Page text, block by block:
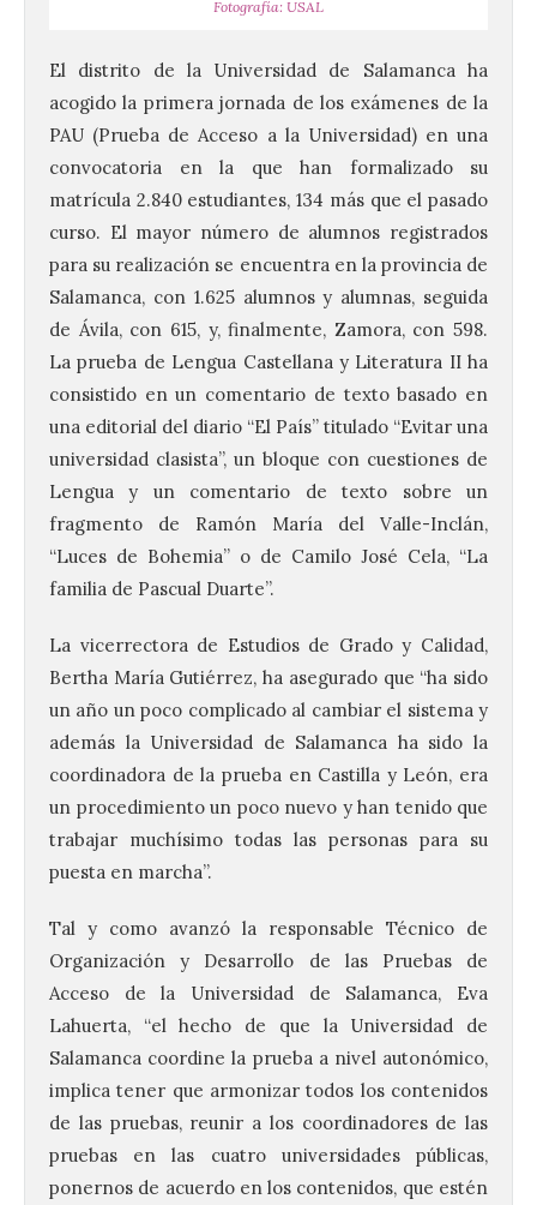
Fotografía: USAL
El distrito de la Universidad de Salamanca ha
acogido la primera jornada de los exámenes de la
PAU (Prueba de Acceso a la Universidad) en una
convocatoria en la que han formalizado su
matrícula 2.840 estudiantes, 134 más que el pasado
curso. El mayor número de alumnos registrados
para su realización se encuentra en la provincia de
Salamanca, con 1.625 alumnos y alumnas, seguida
de Ávila, con 615, y, finalmente, Zamora, con 598.
La prueba de Lengua Castellana y Literatura II ha
consistido en un comentario de texto basado en
una editorial del diario “El País” titulado “Evitar una
universidad clasista”, un bloque con cuestiones de
Lengua y un comentario de texto sobre un
fragmento de Ramón María del Valle-Inclán,
“Luces de Bohemia” o de Camilo José Cela, “La
familia de Pascual Duarte”.
La vicerrectora de Estudios de Grado y Calidad,
Bertha María Gutiérrez, ha asegurado que “ha sido
un año un poco complicado al cambiar el sistema y
además la Universidad de Salamanca ha sido la
coordinadora de la prueba en Castilla y León, era
un procedimiento un poco nuevo y han tenido que
trabajar muchísimo todas las personas para su
puesta en marcha”.
Tal y como avanzó la responsable Técnico de
Organización y Desarrollo de las Pruebas de
Acceso de la Universidad de Salamanca, Eva
Lahuerta, “el hecho de que la Universidad de
Salamanca coordine la prueba a nivel autonómico,
implica tener que armonizar todos los contenidos
de las pruebas, reunir a los coordinadores de las
pruebas en las cuatro universidades públicas,
ponernos de acuerdo en los contenidos, que estén